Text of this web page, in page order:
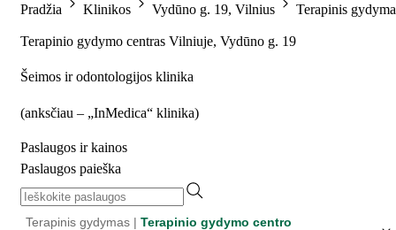
Pradžia Klinikos Vydūno g. 19, Vilnius Terapinis
Terapinio gydymo centras Vilniuje, Vydūno g. 19
Šeimos ir odontologijos klinika
(anksčiau – „InMedica“ klinika)
Paslaugos ir kainos
Paslaugos paieška
Terapinis gydymas | Terapinio gydymo centro